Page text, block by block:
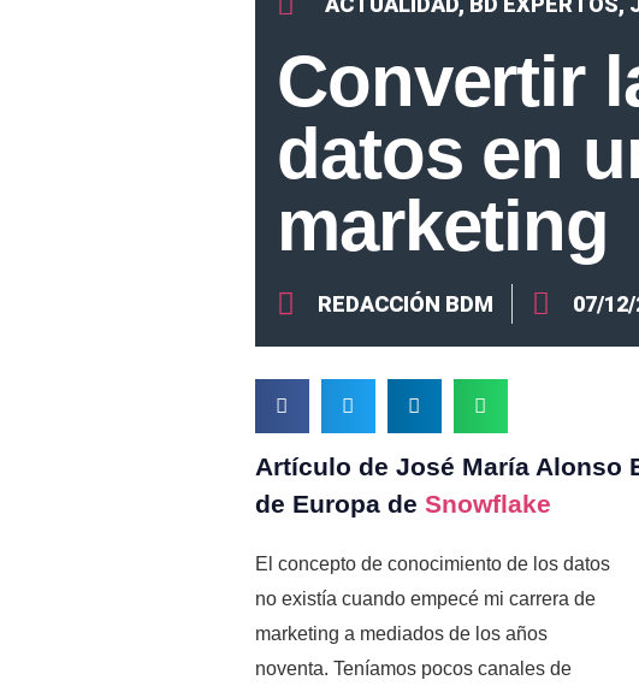
Convertir
datos en
marketing
REDACCIÓN BDM 07/12/
Artículo de José María Alonso
de Europa de Snowflake
El concepto de conocimiento de los datos
no existía cuando empecé mi carrera de
marketing a mediados de los años
noventa. Teníamos pocos canales de